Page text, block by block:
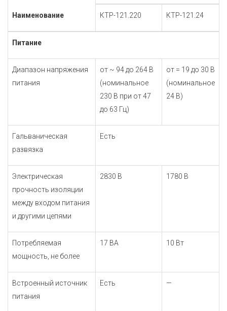
Наименование КТР-121.220 КТР-121.24
Питание
Диапазон напряжения
питания
от ~ 94 до 264 В
(номинальное
230 В при от 47
до 63 Гц)
от = 19 до 30 В
(номинальное
24 В)
Гальваническая
развязка
Есть
Электрическая
прочность изоляции
между входом питания
и другими цепями
2830 В 1780 В
Потребляемая
мощность, не более
17 ВА 10 Вт
Встроенный источник
питания
Есть —